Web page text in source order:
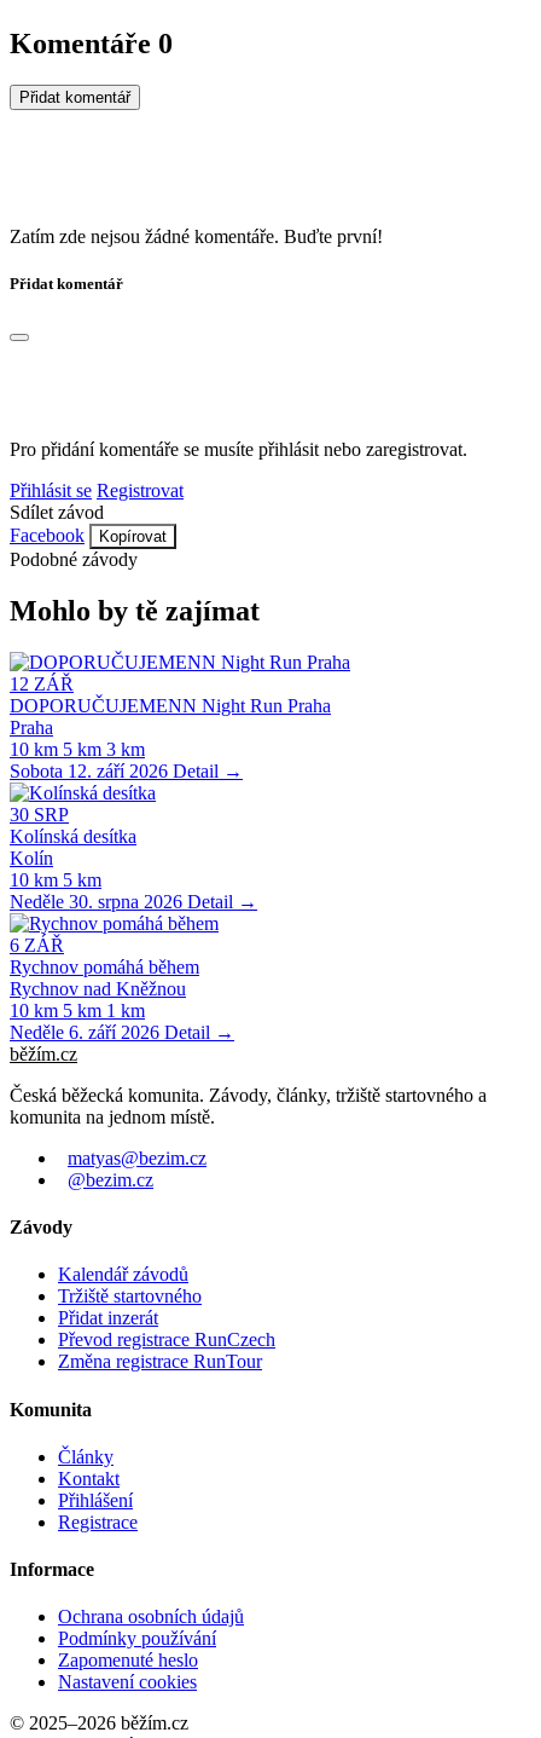
Komentáře 0
Přidat komentář
Zatím zde nejsou žádné komentáře. Buďte první!
Přidat komentář
Pro přidání komentáře se musíte přihlásit nebo zaregistrovat.
Přihlásit se Registrovat
Sdílet závod
Facebook
Kopírovat
Podobné závody
Mohlo by tě zajímat
12 ZÁŘ
DOPORUČUJEMENN Night Run Praha
Praha
10 km 5 km 3 km
Sobota 12. září 2026 Detail →
30 SRP
Kolínská desítka
Kolín
10 km 5 km
Neděle 30. srpna 2026 Detail →
6 ZÁŘ
Rychnov pomáhá během
Rychnov nad Kněžnou
10 km 5 km 1 km
Neděle 6. září 2026 Detail →
běžím.cz
Česká běžecká komunita. Závody, články, tržiště startovného a
komunita na jednom místě.
matyas@bezim.cz
@bezim.cz
Závody
Kalendář závodů
Tržiště startovného
Přidat inzerát
Převod registrace RunCzech
Změna registrace RunTour
Komunita
Články
Kontakt
Přihlášení
Registrace
Informace
Ochrana osobních údajů
Podmínky používání
Zapomenuté heslo
Nastavení cookies
© 2025–2026 běžím.cz